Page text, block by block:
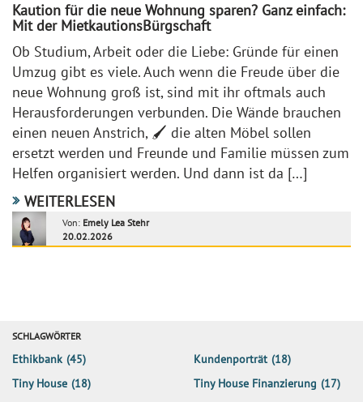
Kaution für die neue Wohnung sparen? Ganz einfach:
Mit der MietkautionsBürgschaft
Ob Studium, Arbeit oder die Liebe: Gründe für einen
Umzug gibt es viele. Auch wenn die Freude über die
neue Wohnung groß ist, sind mit ihr oftmals auch
Herausforderungen verbunden. Die Wände brauchen
einen neuen Anstrich, 🖌️ die alten Möbel sollen
ersetzt werden und Freunde und Familie müssen zum
Helfen organisiert werden. Und dann ist da […]
WEITERLESEN
Von: Emely Lea Stehr
20.02.2026
SCHLAGWÖRTER
Ethikbank (45) Kundenporträt (18)
Tiny House (18) Tiny House Finanzierung (17)